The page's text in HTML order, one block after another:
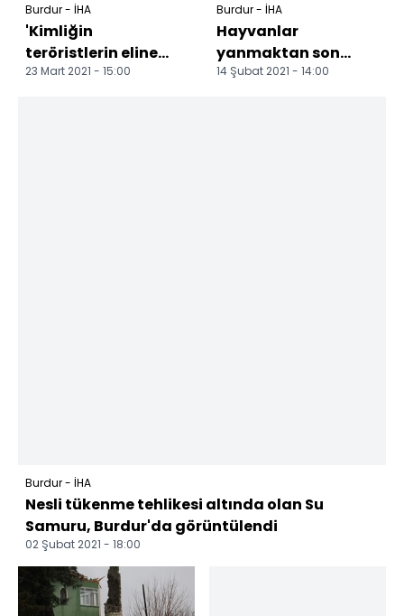
Burdur - İHA
'Kimliğin
teröristlerin eline
geçti' deyip
23 Mart 2021 - 15:00
Burdur - İHA
Hayvanlar
yanmaktan son
anda kurtarıldı
14 Şubat 2021 - 14:00
Burdur - İHA
Nesli tükenme tehlikesi altında olan Su
Samuru, Burdur'da görüntülendi
02 Şubat 2021 - 18:00